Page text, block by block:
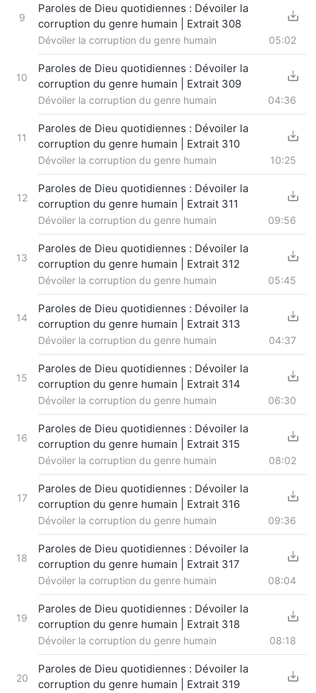
9
Paroles de Dieu quotidiennes : Dévoiler la
corruption du genre humain | Extrait 308
Dévoiler la corruption du genre humain 05:02
10
Paroles de Dieu quotidiennes : Dévoiler la
corruption du genre humain | Extrait 309
Dévoiler la corruption du genre humain 04:36
11
Paroles de Dieu quotidiennes : Dévoiler la
corruption du genre humain | Extrait 310
Dévoiler la corruption du genre humain 10:25
12
Paroles de Dieu quotidiennes : Dévoiler la
corruption du genre humain | Extrait 311
Dévoiler la corruption du genre humain 09:56
13
Paroles de Dieu quotidiennes : Dévoiler la
corruption du genre humain | Extrait 312
Dévoiler la corruption du genre humain 05:45
14
Paroles de Dieu quotidiennes : Dévoiler la
corruption du genre humain | Extrait 313
Dévoiler la corruption du genre humain 04:37
15
Paroles de Dieu quotidiennes : Dévoiler la
corruption du genre humain | Extrait 314
Dévoiler la corruption du genre humain 06:30
16
Paroles de Dieu quotidiennes : Dévoiler la
corruption du genre humain | Extrait 315
Dévoiler la corruption du genre humain 08:02
17
Paroles de Dieu quotidiennes : Dévoiler la
corruption du genre humain | Extrait 316
Dévoiler la corruption du genre humain 09:36
18
Paroles de Dieu quotidiennes : Dévoiler la
corruption du genre humain | Extrait 317
Dévoiler la corruption du genre humain 08:04
19
Paroles de Dieu quotidiennes : Dévoiler la
corruption du genre humain | Extrait 318
Dévoiler la corruption du genre humain 08:18
20
Paroles de Dieu quotidiennes : Dévoiler la
corruption du genre humain | Extrait 319